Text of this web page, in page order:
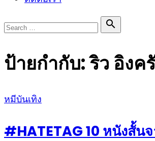
Search

Search
ป้ายกำกับ:ริว อิงค
Posted
หมีบันเทิง
#HATETAG 10 หนังสั้น